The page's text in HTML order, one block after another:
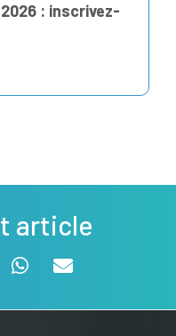
: inscrivez-
article